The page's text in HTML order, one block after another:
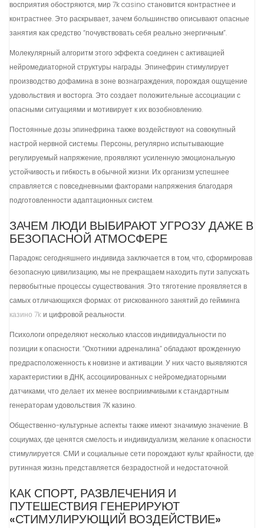
восприятия обостряются, мир 7k casino становится контрастнее и
контрастнее. Это раскрывает, зачем большинство описывают опасные
занятия как средство “почувствовать себя реально энергичным”.
Молекулярный алгоритм этого эффекта соединен с активацией
нейромедиаторной структуры награды. Эпинефрин стимулирует
производство дофамина в зоне вознаграждения, порождая ощущение
удовольствия и восторга. Это создает положительные ассоциации с
опасными ситуациями и мотивирует к их возобновлению.
Постоянные дозы эпинефрина также воздействуют на совокупный
настрой нервной системы. Персоны, регулярно испытывающие
регулируемый напряжение, проявляют усиленную эмоциональную
устойчивость и гибкость в обычной жизни. Их организм успешнее
справляется с повседневными факторами напряжения благодаря
подготовленности адаптационных систем.
ЗАЧЕМ ЛЮДИ ВЫБИРАЮТ УГРОЗУ ДАЖЕ В
БЕЗОПАСНОЙ АТМОСФЕРЕ
Парадокс сегодняшнего индивида заключается в том, что, сформировав
безопасную цивилизацию, мы не прекращаем находить пути запускать
первобытные процессы существования. Это тяготение проявляется в
самых отличающихся формах: от рискованного занятий до гейминга
казино 7kи цифровой реальности.
Психологи определяют несколько классов индивидуальности по
позиции к опасности. “Охотники адреналина” обладают врожденную
предрасположенность к новизне и активации. У них часто выявляются
характеристики в ДНК, ассоциированных с нейромедиаторными
датчиками, что делает их менее восприимчивыми к стандартным
генераторам удовольствия 7К казино.
Общественно-культурные аспекты также имеют значимую значение. В
социумах, где ценятся смелость и индивидуализм, желание к опасности
стимулируется. СМИ и социальные сети порождают культ крайности, где
рутинная жизнь представляется безрадостной и недостаточной.
КАК СПОРТ, РАЗВЛЕЧЕНИЯ И
ПУТЕШЕСТВИЯ ГЕНЕРИРУЮТ
«СТИМУЛИРУЮЩИЙ ВОЗДЕЙСТВИЕ»